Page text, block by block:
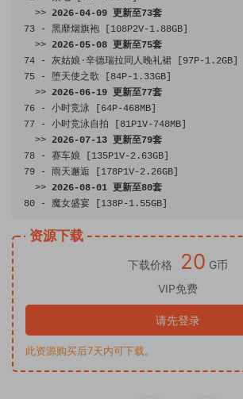
>> 2026-04-09 更新至73套
73
- 黑靡烟旗袍 108P2V-1.88GB
>> 2026-05-08 更新至75套
74
- 灰姑娘·辛德瑞拉同人晚礼裙 97P-1.2GB
75
- 堕天使之歌 84P-1.33GB
>> 2026-06-19 更新至77套
76
- 小时竞泳 64P-468MB
77
- 小时竞泳自拍 81P1V-748MB
>> 2026-07-13 更新至79套
78
- 赛车娘 135P1V-2.63GB
79
- 雨天邂逅 178P1V-2.26GB
>> 2026-08-01 更新至80套
80
- 魔女盛宴 138P-1.55GB
资源下载
下载价格 20 G币
VIP免费
请先登录
此资源购买后7天内可下载。